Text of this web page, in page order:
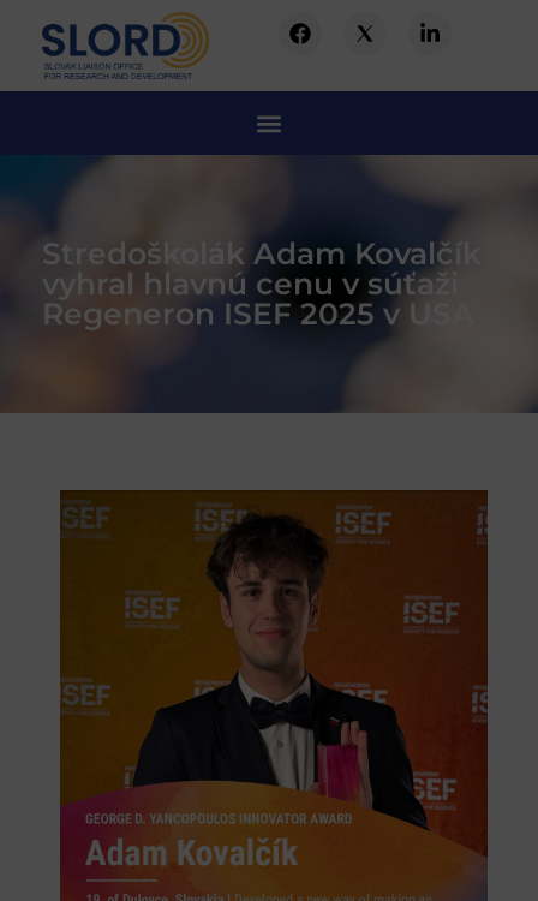
Stredoškolák Adam Kovalčík
vyhral hlavnú cenu v súťaži
Regeneron ISEF 2025 v USA